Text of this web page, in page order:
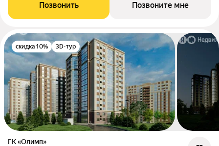
Позвонить Позвоните мне
скидка 10% 3D-тур
ГК «Олимп»